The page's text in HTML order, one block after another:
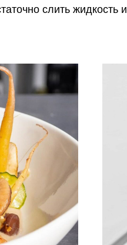
слить жидкость